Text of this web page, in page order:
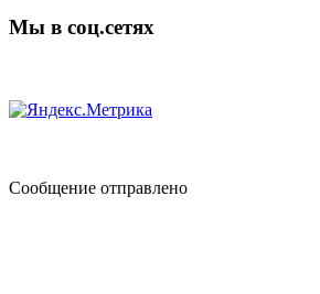
Мы в соц.сетях
Сообщение отправлено